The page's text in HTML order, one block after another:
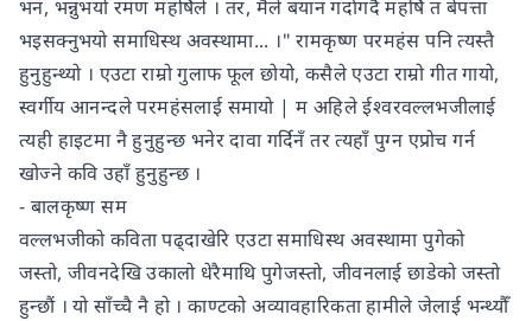
भन, भन्नुभयो रमण महर्षिले । तर, मैले बयान गर्दागर्दै महर्षि त बेपत्ता
भइसक्नुभयो समाधिस्थ अवस्थामा... ।" रामकृष्ण परमहंस पनि त्यस्तै
हुनुहुन्थ्यो । एउटा राम्रो गुलाफ फूल छोयो, कसैले एउटा राम्रो गीत गायो,
स्वर्गीय आनन्दले परमहंसलाई समायो | म अहिले ईश्वरवल्लभजीलाई
त्यही हाइटमा नै हुनुहुन्छ भनेर दावा गर्दिनँ तर त्यहाँ पुग्न एप्रोच गर्न
खोज्ने कवि उहाँ हुनुहुन्छ ।
- बालकृष्ण सम
वल्लभजीको कविता पढ्दाखेरि एउटा समाधिस्थ अवस्थामा पुगेको
जस्तो, जीवनदेखि उकालो धेरैमाथि पुगेजस्तो, जीवनलाई छाडेको जस्तो
हुन्छौं । यो साँच्चै नै हो । काण्टको अव्यावहारिकता हामीले जेलाई भन्थ्यौँ